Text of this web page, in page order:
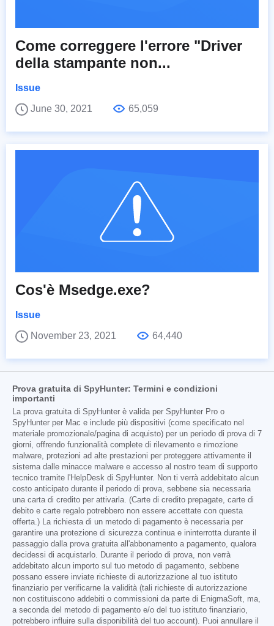
Come correggere l'errore "Driver
della stampante non...
Issue
June 30, 2021
65,059
Cos'è Msedge.exe?
Issue
November 23, 2021
64,440
Prova gratuita di SpyHunter: Termini e condizioni
importanti
La prova gratuita di SpyHunter è valida per SpyHunter Pro o
SpyHunter per Mac e include più dispositivi (come specificato nel
materiale promozionale/pagina di acquisto) per un periodo di prova di 7
giorni, offrendo funzionalità complete di rilevamento e rimozione
malware, protezioni ad alte prestazioni per proteggere attivamente il
sistema dalle minacce malware e accesso al nostro team di supporto
tecnico tramite l'HelpDesk di SpyHunter. Non ti verrà addebitato alcun
costo anticipato durante il periodo di prova, sebbene sia necessaria
una carta di credito per attivarla. (Carte di credito prepagate, carte di
debito e carte regalo potrebbero non essere accettate con questa
offerta.) La richiesta di un metodo di pagamento è necessaria per
garantire una protezione di sicurezza continua e ininterrotta durante il
passaggio dalla prova gratuita all'abbonamento a pagamento, qualora
decidessi di acquistarlo. Durante il periodo di prova, non verrà
addebitato alcun importo sul tuo metodo di pagamento, sebbene
possano essere inviate richieste di autorizzazione al tuo istituto
finanziario per verificarne la validità (tali richieste di autorizzazione
non costituiscono addebiti o commissioni da parte di EnigmaSoft, ma,
a seconda del metodo di pagamento e/o del tuo istituto finanziario,
potrebbero influire sulla disponibilità del tuo account). Puoi annullare il